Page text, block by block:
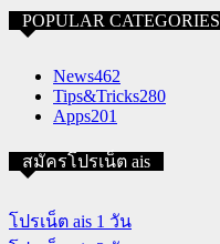
POPULAR CATEGORIES
News462
Tips&Tricks280
Apps201
สมัครโปรเน็ต ais
โปรเน็ต ais 1 วัน